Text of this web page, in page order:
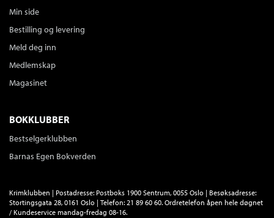
Min side
Bestilling og levering
Meld deg inn
Medlemskap
Magasinet
BOKKLUBBER
Bestselgerklubben
Barnas Egen Bokverden
Krimklubben | Postadresse: Postboks 1900 Sentrum, 0055 Oslo | Besøksadresse:
Stortingsgata 28, 0161 Oslo | Telefon: 21 89 60 60. Ordretelefon åpen hele døgnet
/ Kundeservice mandag-fredag 08-16.